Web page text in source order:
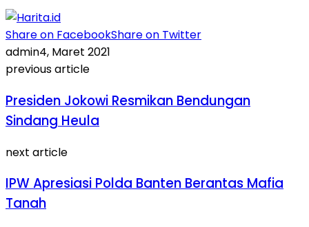
Share on FacebookShare on Twitter
admin4, Maret 2021
previous article
Presiden Jokowi Resmikan Bendungan
Sindang Heula
next article
IPW Apresiasi Polda Banten Berantas Mafia
Tanah